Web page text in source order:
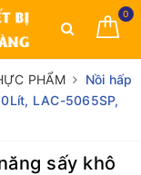
0
PHẨM
Nồi hấp
LAC-5065SP,
sấy khô